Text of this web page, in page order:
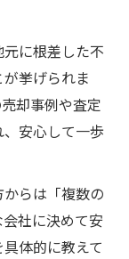
に根差した不
挙げられま
却事例や査定
安心して一歩
らは「複数の
社に決めて安
体的に教えて